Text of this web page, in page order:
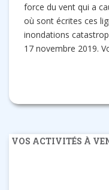
force du vent qui a
où sont écrites ces
inondations
17 novembre 2019.
VOS ACTIVITÉS À